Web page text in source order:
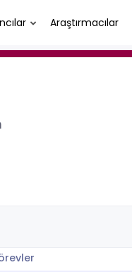
Araştırmacılar